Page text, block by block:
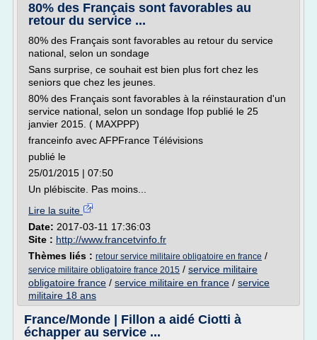
80% des Français sont favorables au
retour du service ...
80% des Français sont favorables au retour du service
national, selon un sondage
Sans surprise, ce souhait est bien plus fort chez les
seniors que chez les jeunes.
80% des Français sont favorables à la réinstauration d'un
service national, selon un sondage Ifop publié le 25
janvier 2015. ( MAXPPP)
franceinfo avec AFPFrance Télévisions
publié le
25/01/2015 | 07:50
Un plébiscite. Pas moins...
Lire la suite
Date: 2017-03-11 17:36:03
Site : http://www.francetvinfo.fr
Thèmes liés : retour service militaire obligatoire en france /
service militaire obligatoire france 2015 / service militaire
obligatoire france / service militaire en france / service
militaire 18 ans
France/Monde | Fillon a aidé Ciotti à
échapper au service ...